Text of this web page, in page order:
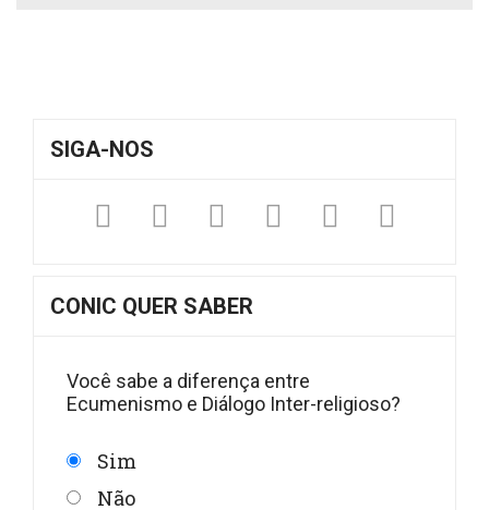
SIGA-NOS
FacebookTwitterInstagram
YouTube
Fickr
CONIC QUER SABER
Você sabe a diferença entre
Ecumenismo e Diálogo Inter-religioso?
Sim
Não